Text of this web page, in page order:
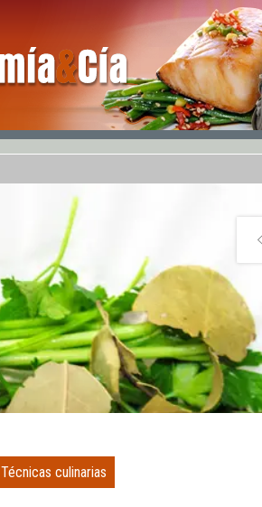
Técnicas culinarias